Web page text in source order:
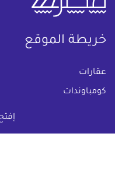
خريطة الموقع
عقارات
كومباوندات